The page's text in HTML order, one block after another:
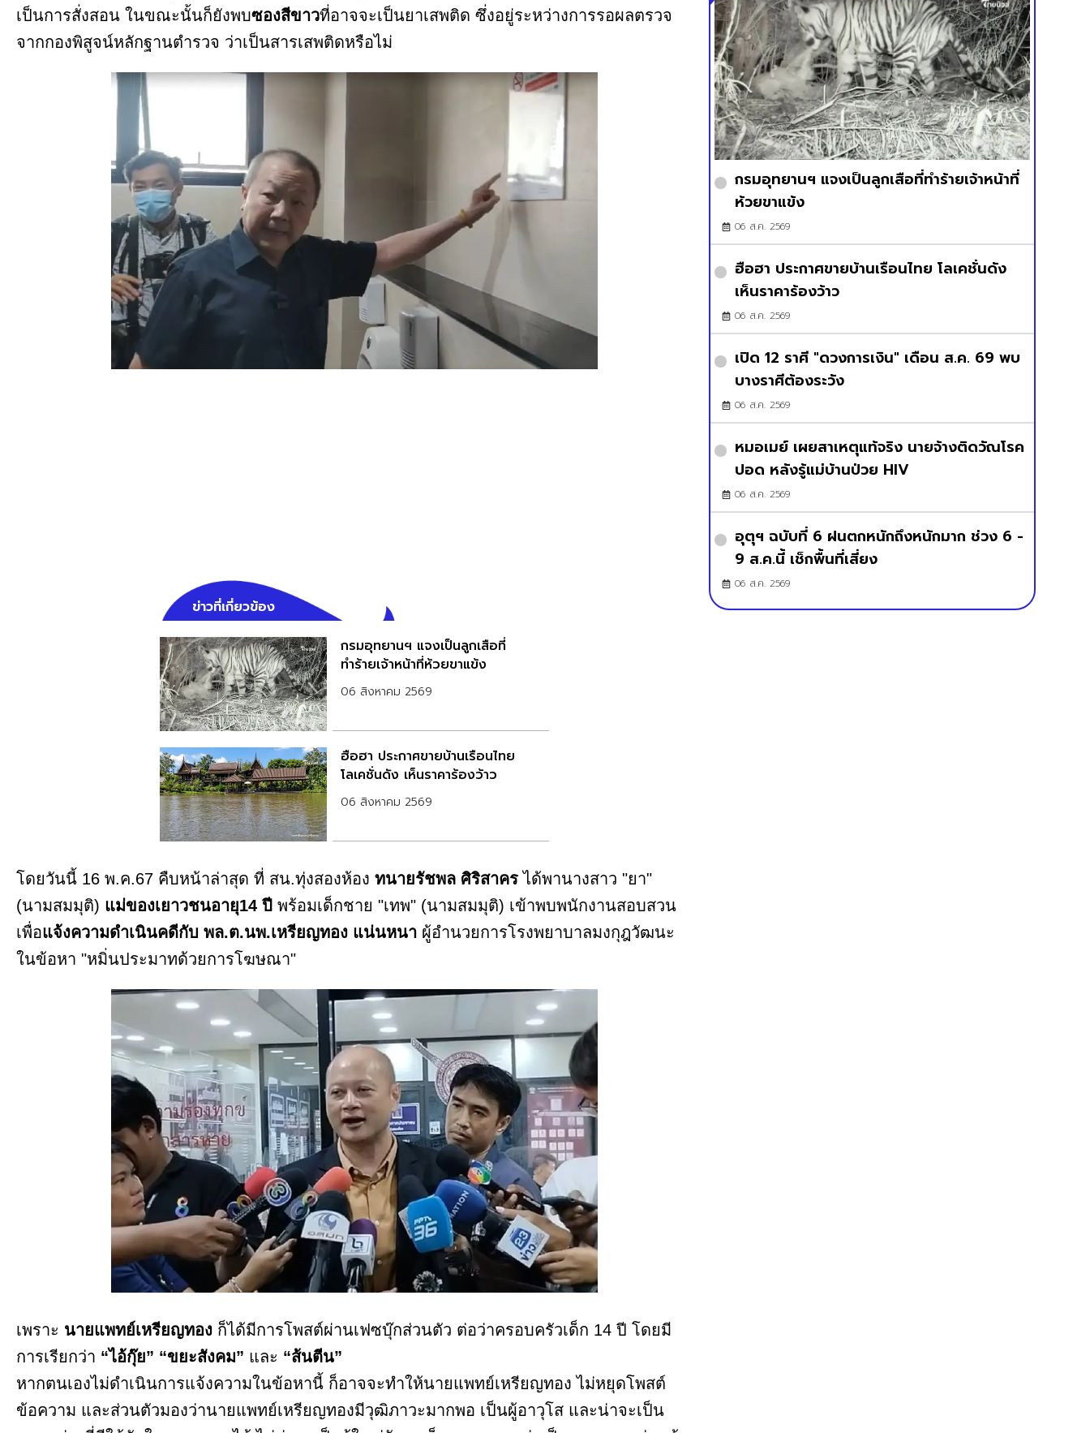
เป็นการสั่งสอน ในขณะนั้นก็ยังพบซองสีขาวที่อาจจะเป็นยาเสพติด ซึ่งอยู่ระหว่างการรอผลตรวจ
จากกองพิสูจน์หลักฐานตำรวจ ว่าเป็นสารเสพติดหรือไม่
ข่าวที่เกี่ยวข้อง
กรมอุทยานฯ แจงเป็นลูกเสือที่
ทำร้ายเจ้าหน้าที่ห้วยขาแข้ง
06 สิงหาคม 2569
ฮือฮา ประกาศขายบ้านเรือนไทย
โลเคชั่นดัง เห็นราคาร้องว้าว
06 สิงหาคม 2569
โดยวันนี้ 16 พ.ค.67 คืบหน้าล่าสุด ที่ สน.ทุ่งสองห้อง ทนายรัชพล ศิริสาคร ได้พานางสาว "ยา"
(นามสมมุติ) แม่ของเยาวชนอายุ14 ปี พร้อมเด็กชาย "เทพ" (นามสมมุติ) เข้าพบพนักงานสอบสวน
เพื่อแจ้งความดำเนินคดีกับ พล.ต.นพ.เหรียญทอง แน่นหนา ผู้อำนวยการโรงพยาบาลมงกุฎวัฒนะ
ในข้อหา "หมิ่นประมาทด้วยการโฆษณา"
เพราะ นายแพทย์เหรียญทอง ก็ได้มีการโพสต์ผ่านเฟซบุ๊กส่วนตัว ต่อว่าครอบครัวเด็ก 14 ปี โดยมี
การเรียกว่า “ไอ้กุ๊ย” “ขยะสังคม” และ “ส้นตีน”
หากตนเองไม่ดำเนินการแจ้งความในข้อหานี้ ก็อาจจะทำให้นายแพทย์เหรียญทอง ไม่หยุดโพสต์
ข้อความ และส่วนตัวมองว่านายแพทย์เหรียญทองมีวุฒิภาวะมากพอ เป็นผู้อาวุโส และน่าจะเป็น
กรมอุทยานฯ แจงเป็นลูกเสือที่ทำร้ายเจ้าหน้าที่
ห้วยขาแข้ง
06 ส.ค. 2569
ฮือฮา ประกาศขายบ้านเรือนไทย โลเคชั่นดัง
เห็นราคาร้องว้าว
06 ส.ค. 2569
เปิด 12 ราศี "ดวงการเงิน" เดือน ส.ค. 69 พบ
บางราศีต้องระวัง
06 ส.ค. 2569
หมอเมย์ เผยสาเหตุแท้จริง นายจ้างติดวัณโรค
ปอด หลังรู้แม่บ้านป่วย HIV
06 ส.ค. 2569
อุตุฯ ฉบับที่ 6 ฝนตกหนักถึงหนักมาก ช่วง 6 -
9 ส.ค.นี้ เช็กพื้นที่เสี่ยง
06 ส.ค. 2569